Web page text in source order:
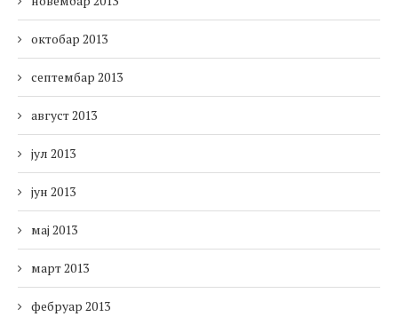
октобар 2013
септембар 2013
август 2013
јул 2013
јун 2013
мај 2013
март 2013
фебруар 2013